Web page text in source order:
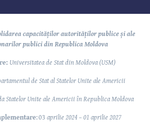
capacităților autorităților publice și ale
publici din Republica Moldova
Universitatea de Stat din Moldova (USM)
de Stat al Statelor Unite ale Americii
Statelor Unite ale Americii în Republica Moldova
: 03 aprilie 2024 – 01 aprilie 2027